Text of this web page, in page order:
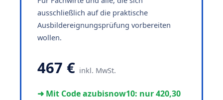
ausschließlich auf die praktische
Ausbildereignungsprüfung vorbereiten
wollen.
467 € inkl. MwSt.
➜ Mit Code azubisnow10: nur 420,30